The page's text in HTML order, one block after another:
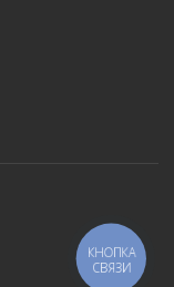
КНОПКА
СВЯЗИ